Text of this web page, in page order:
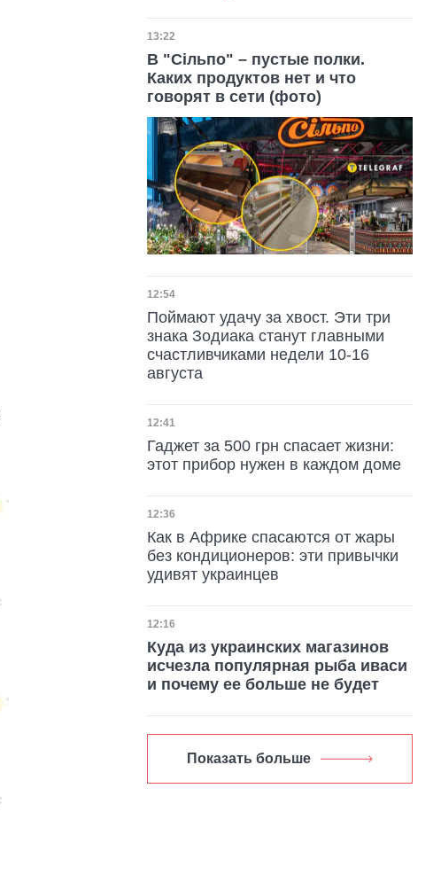
Дата публикации
13:22
В "Сільпо" – пустые полки.
Каких продуктов нет и что
говорят в сети (фото)
Дата публикации
12:54
Поймают удачу за хвост. Эти три
знака Зодиака станут главными
счастливчиками недели 10-16
августа
Дата публикации
12:41
Гаджет за 500 грн спасает жизни:
этот прибор нужен в каждом доме
Дата публикации
12:36
Как в Африке спасаются от жары
без кондиционеров: эти привычки
удивят украинцев
Дата публикации
12:16
Куда из украинских магазинов
исчезла популярная рыба иваси
и почему ее больше не будет
Показать больше